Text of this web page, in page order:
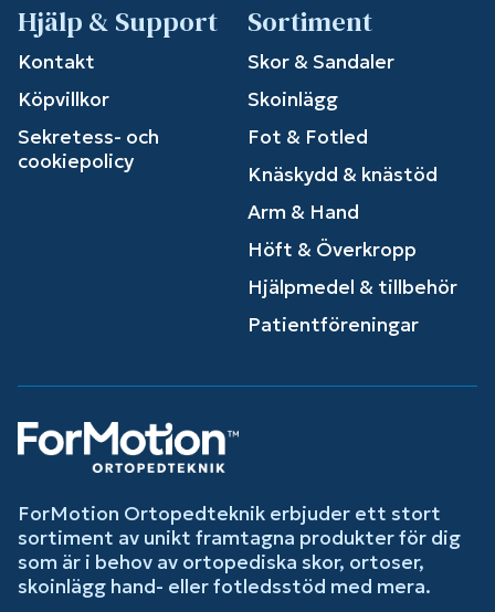
Hjälp & Support
Kontakt
Köpvillkor
Sekretess- och
cookiepolicy
Sortiment
Skor & Sandaler
Skoinlägg
Fot & Fotled
Knäskydd & knästöd
Arm & Hand
Höft & Överkropp
Hjälpmedel & tillbehör
Patientföreningar
ForMotion Ortopedteknik erbjuder ett stort
sortiment av unikt framtagna produkter för dig
som är i behov av ortopediska skor, ortoser,
skoinlägg hand- eller fotledsstöd med mera.